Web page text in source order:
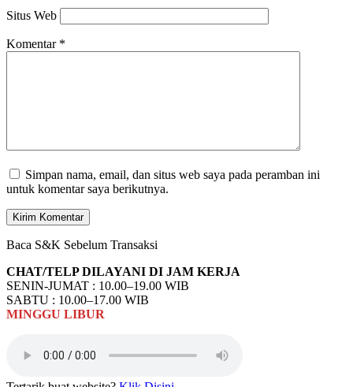
Situs Web
Komentar *
Simpan nama, email, dan situs web saya pada peramban ini
untuk komentar saya berikutnya.
Baca S&K Sebelum Transaksi
CHAT/TELP DILAYANI DI JAM KERJA
SENIN-JUMAT : 10.00–19.00 WIB
SABTU : 10.00–17.00 WIB
MINGGU LIBUR